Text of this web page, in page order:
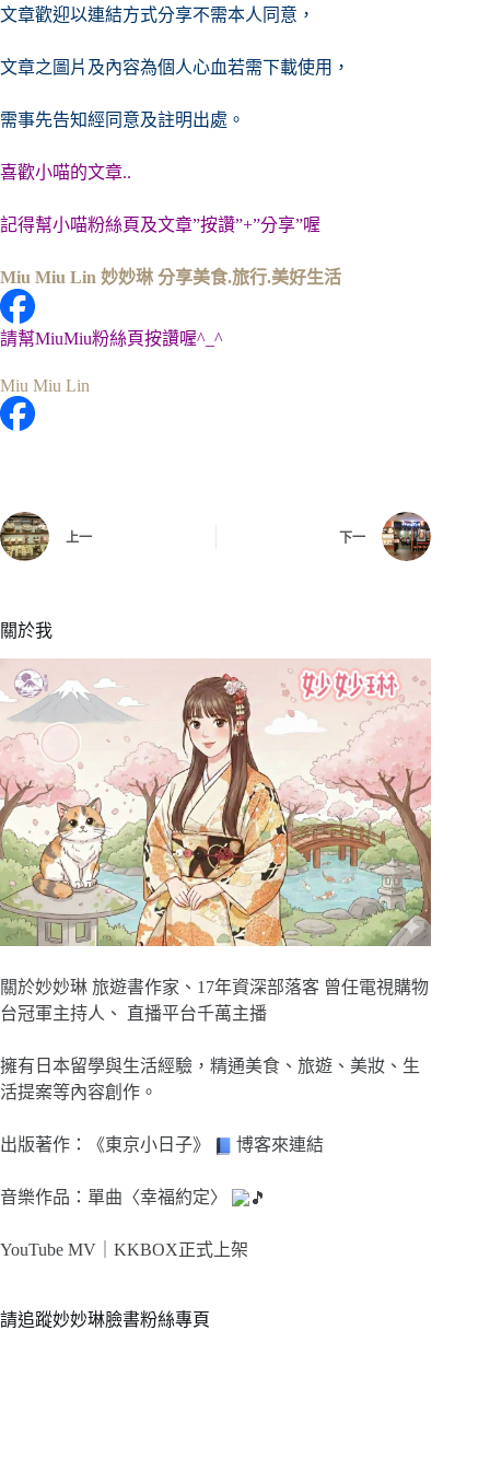
文章歡迎以連結方式分享不需本人同意，
文章之圖片及內容為個人心血若需下載使用，
需事先告知經同意及註明出處。
喜歡小喵的文章..
記得幫小喵粉絲頁及文章”按讚”+”分享”喔
Miu Miu Lin 妙妙琳 分享美食.旅行.美好生活
請幫MiuMiu粉絲頁按讚喔^_^
Miu Miu Lin
上一 下一
關於我
關於妙妙琳 旅遊書作家、17年資深部落客 曾任電視購物
台冠軍主持人、 直播平台千萬主播
擁有日本留學與生活經驗，精通美食、旅遊、美妝、生
活提案等內容創作。
出版著作：《東京小日子》 博客來連結
音樂作品：單曲〈幸福約定〉
YouTube MV｜ KKBOX正式上架
請追蹤妙妙琳臉書粉絲專頁